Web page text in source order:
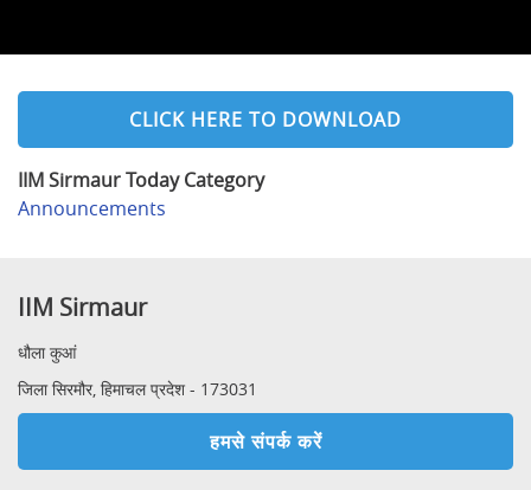
CLICK HERE TO DOWNLOAD
IIM Sirmaur Today Category
Announcements
IIM Sirmaur
धौला कुआं
जिला सिरमौर, हिमाचल प्रदेश - 173031
हमसे संपर्क करें